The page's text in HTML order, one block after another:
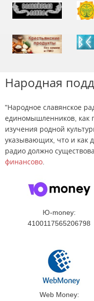
Народная
"Народное славянское
единомышленников, как
изучения родной
указывающих, что и как
радио должно
финансово
Ю-money:
4100117565206798
Web Money: